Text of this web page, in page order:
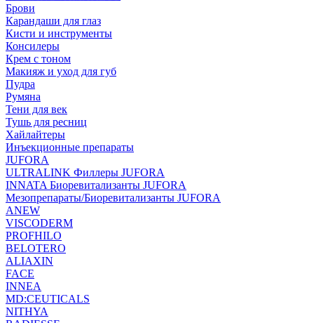
Брови
Карандаши для глаз
Кисти и инструменты
Консилеры
Крем с тоном
Макияж и уход для губ
Пудра
Румяна
Тени для век
Тушь для ресниц
Хайлайтеры
Инъекционные препараты
JUFORA
ULTRALINK Филлеры JUFORA
INNATA Биоревитализанты JUFORA
Мезопрепараты/Биоревитализанты JUFORA
ANEW
VISCODERM
PROFHILO
BELOTERO
ALIAXIN
FACE
INNEA
MD:CEUTICALS
NITHYA